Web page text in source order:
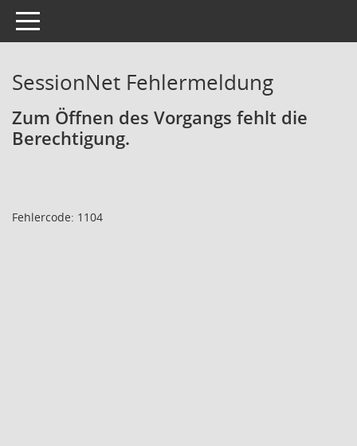
Toggle navigation
SessionNet Fehlermeldung
Zum Öffnen des Vorgangs fehlt die
Berechtigung.
Fehlercode: 1104